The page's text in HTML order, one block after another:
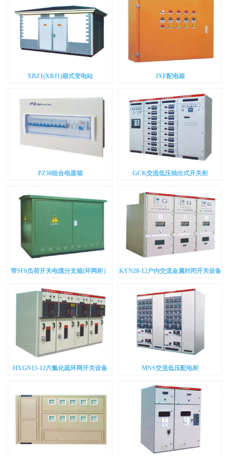
XBZ1(XBJ1)箱式变电站 JXF配电箱
PZ30组合电器箱 GCK交流低压抽出式开关柜
带SF6负荷开关电缆分支箱(环网柜） KYN28-12户内交流金属封闭开关设备
HXGN15-12六氟化硫环网开关设备 MNS交流低压配电柜